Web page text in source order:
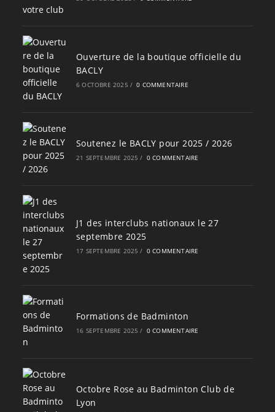
Ouverture de la boutique officielle du
BACLY
6 OCTOBRE 2025 / 0 COMMENTAIRE
Soutenez le BACLY pour 2025 / 2026
21 SEPTEMBRE 2025 / 0 COMMENTAIRE
J1 des interclubs nationaux le 27
septembre 2025
17 SEPTEMBRE 2025 / 0 COMMENTAIRE
Formations de Badminton
16 SEPTEMBRE 2025 / 0 COMMENTAIRE
Octobre Rose au Badminton Club de
Lyon